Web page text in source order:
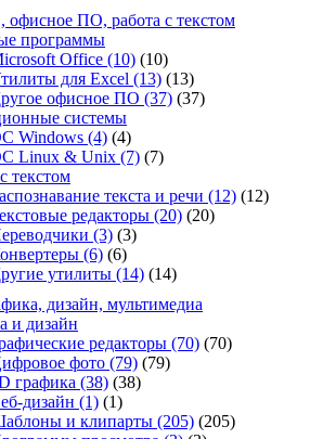
офисное ПО, работа с текстом
программы
Office (10) (10)
для Excel (13) (13)
офисное ПО (37) (37)
системы
Windows (4) (4)
Linux & Unix (7) (7)
текстом
текста и речи (12) (12)
редакторы (20) (20)
(3) (3)
(6) (6)
утилиты (14) (14)
дизайн, мультимедиа
и дизайн
редакторы (70) (70)
фото (79) (79)
графика (38) (38)
дизайн (1) (1)
и клипарты (205) (205)